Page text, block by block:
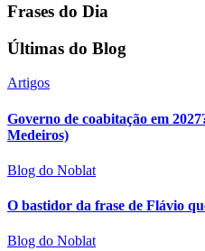
Frases do Dia
Últimas do Blog
Artigos
Governo de coabitação em
Medeiros)
Blog do Noblat
O bastidor da frase de Flávio
Blog do Noblat